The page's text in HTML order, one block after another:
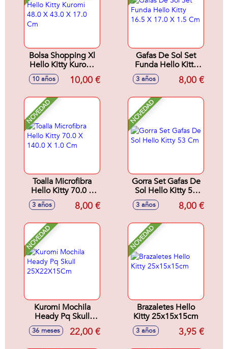
Bolsa Shopping Xl
Hello Kitty Kuromi
48.0 X 43.0 X 17.0
Cm
10 años 10,00 €
Gafas De Sol Set
Funda Hello Kitty
16.5 X 17.0 X 1.5
3 años 8,00 €
NOVEDAD
Toalla Microfibra
Hello Kitty 70.0 X
140.0 X 1.0 Cm
3 años 8,00 €
NOVEDAD
Gorra Set Gafas De
Sol Hello Kitty 53
3 años 8,00 €
NOVEDAD
Kuromi Mochila
Heady Pq Skull
25X22X15Cm
36 meses 22,00 €
NOVEDAD
Brazaletes Hello
Kitty 25x15x15cm
3 años 3,95 €